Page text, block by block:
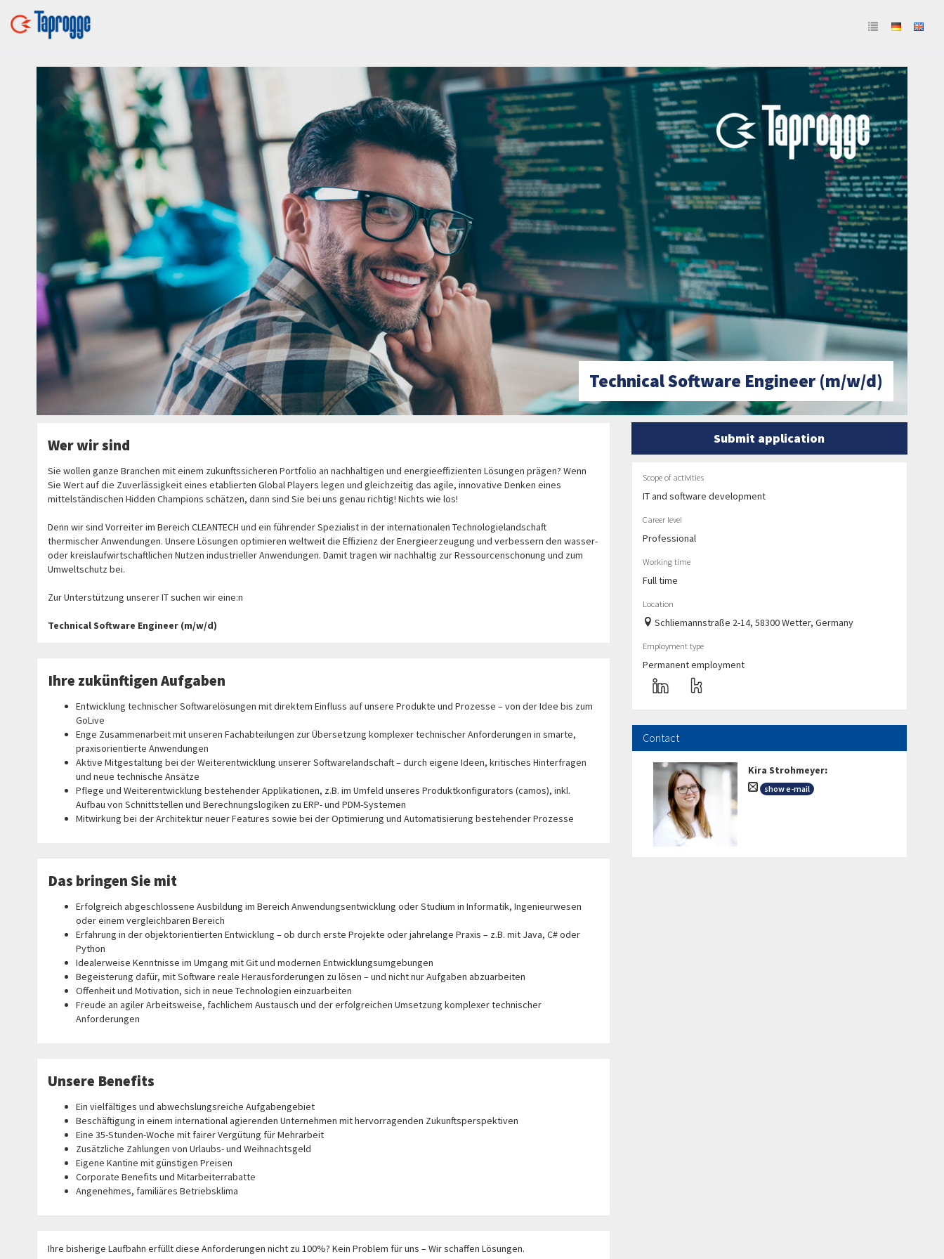
Technical Software Engineer (m/w/d)
Wer wir sind
Sie wollen ganze Branchen mit einem zukunftssicheren Portfolio an nachhaltigen und energieeffizienten Lösungen prägen? Wenn
Sie Wert auf die Zuverlässigkeit eines etablierten Global Players legen und gleichzeitig das agile, innovative Denken eines
mittelständischen Hidden Champions schätzen, dann sind Sie bei uns genau richtig! Nichts wie los!
Denn wir sind Vorreiter im Bereich CLEANTECH und ein führender Spezialist in der internationalen Technologielandschaft
thermischer Anwendungen. Unsere Lösungen optimieren weltweit die Effizienz der Energieerzeugung und verbessern den wasser-
oder kreislaufwirtschaftlichen Nutzen industrieller Anwendungen. Damit tragen wir nachhaltig zur Ressourcenschonung und zum
Umweltschutz bei.
Zur Unterstützung unserer IT suchen wir eine:n
Technical Software Engineer (m/w/d)
Ihre zukünftigen Aufgaben
Entwicklung technischer Softwarelösungen mit direktem Einfluss auf unsere Produkte und Prozesse – von der Idee bis zum
GoLive
Enge Zusammenarbeit mit unseren Fachabteilungen zur Übersetzung komplexer technischer Anforderungen in smarte,
praxisorientierte Anwendungen
Aktive Mitgestaltung bei der Weiterentwicklung unserer Softwarelandschaft – durch eigene Ideen, kritisches Hinterfragen
und neue technische Ansätze
Pflege und Weiterentwicklung bestehender Applikationen, z.B. im Umfeld unseres Produktkonfigurators (camos), inkl.
Aufbau von Schnittstellen und Berechnungslogiken zu ERP- und PDM-Systemen
Mitwirkung bei der Architektur neuer Features sowie bei der Optimierung und Automatisierung bestehender Prozesse
Das bringen Sie mit
Erfolgreich abgeschlossene Ausbildung im Bereich Anwendungsentwicklung oder Studium in Informatik, Ingenieurwesen
oder einem vergleichbaren Bereich
Erfahrung in der objektorientierten Entwicklung – ob durch erste Projekte oder jahrelange Praxis – z.B. mit Java, C# oder
Python
Idealerweise Kenntnisse im Umgang mit Git und modernen Entwicklungsumgebungen
Begeisterung dafür, mit Software reale Herausforderungen zu lösen – und nicht nur Aufgaben abzuarbeiten
Offenheit und Motivation, sich in neue Technologien einzuarbeiten
Freude an agiler Arbeitsweise, fachlichem Austausch und der erfolgreichen Umsetzung komplexer technischer
Anforderungen
Unsere Benefits
Ein vielfältiges und abwechslungsreiche Aufgabengebiet
Beschäftigung in einem international agierenden Unternehmen mit hervorragenden Zukunftsperspektiven
Eine 35-Stunden-Woche mit fairer Vergütung für Mehrarbeit
Zusätzliche Zahlungen von Urlaubs- und Weihnachtsgeld
Eigene Kantine mit günstigen Preisen
Corporate Benefits und Mitarbeiterrabatte
Angenehmes, familiäres Betriebsklima
Ihre bisherige Laufbahn erfüllt diese Anforderungen nicht zu 100%? Kein Problem für uns – Wir schaffen Lösungen.
Submit application
Scope of activities
IT and software development
Career level
Professional
Working time
Full time
Location
Schliemannstraße 2-14, 58300 Wetter, Germany
Employment type
Permanent employment
Contact
Kira Strohmeyer:
show e-mail